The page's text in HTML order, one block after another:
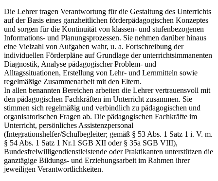
Die Lehrer tragen Verantwortung für die Gestaltung des Unterrichts
auf der Basis eines ganzheitlichen förderpädagogischen Konzeptes
und sorgen für die Kontinuität von klassen- und stufenbezogenen
Informations- und Planungsprozessen. Sie nehmen darüber hinaus
eine Vielzahl von Aufgaben wahr, u. a. Fortschreibung der
individuellen Förderpläne auf Grundlage der unterrichtsimmanenten
Diagnostik, Analyse pädagogischer Problem- und
Alltagssituationen, Erstellung von Lehr- und Lernmitteln sowie
regelmäßige Zusammenarbeit mit den Eltern.
In allen benannten Bereichen arbeiten die Lehrer vertrauensvoll mit
den pädagogischen Fachkräften im Unterricht zusammen. Sie
stimmen sich regelmäßig und verbindlich zu pädagogischen und
organisatorischen Fragen ab. Die pädagogischen Fachkräfte im
Unterricht, persönliches Assistenzpersonal
(Integrationshelfer/Schulbegleiter; gemäß § 53 Abs. 1 Satz 1 i. V. m.
§ 54 Abs. 1 Satz 1 Nr.1 SGB XII oder § 35a SGB VIII),
Bundesfreiwilligendienstleistende oder Praktikanten unterstützen die
ganztägige Bildungs- und Erziehungsarbeit im Rahmen ihrer
jeweiligen Verantwortlichkeiten.